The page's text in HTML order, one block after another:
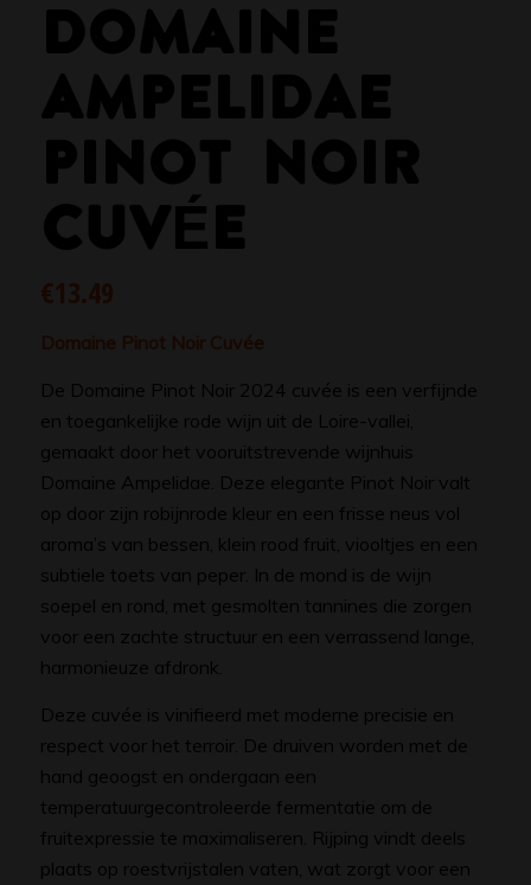
DOMAINE
AMPELIDAE
PINOT NOIR
CUVÉE
€13.49
Domaine Pinot Noir Cuvée
De Domaine Pinot Noir 2024 cuvée is een verfijnde
en toegankelijke rode wijn uit de Loire-vallei,
gemaakt door het vooruitstrevende wijnhuis
Domaine Ampelidae. Deze elegante Pinot Noir valt
op door zijn robijnrode kleur en een frisse neus vol
aroma’s van bessen, klein rood fruit, viooltjes en een
subtiele toets van peper. In de mond is de wijn
soepel en rond, met gesmolten tannines die zorgen
voor een zachte structuur en een verrassend lange,
harmonieuze afdronk.
Deze cuvée is vinifieerd met moderne precisie en
respect voor het terroir. De druiven worden met de
hand geoogst en ondergaan een
temperatuurgecontroleerde fermentatie om de
fruitexpressie te maximaliseren. Rijping vindt deels
plaats op roestvrijstalen vaten, wat zorgt voor een